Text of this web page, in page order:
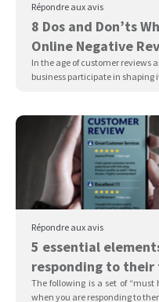
Répondre aux avis
8 Dos and Don’ts
Online Negative
In the age of customer reviews
business participate in shaping
Répondre aux avis
5 essential
responding to their
The following is a set of “must
when you are responding to